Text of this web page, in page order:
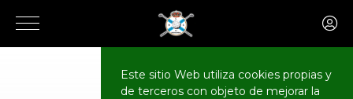
Este sitio Web utiliza cookies propias y
de terceros con objeto de mejorar la
CALENDARIO